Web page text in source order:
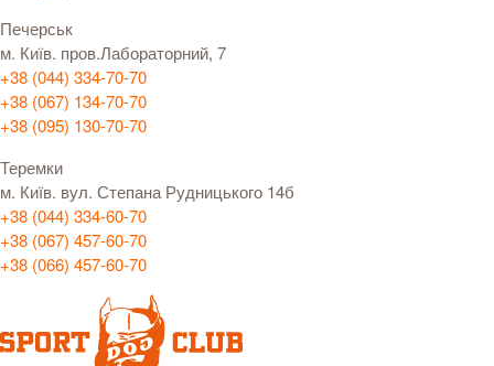
Печерськ
м. Київ. пров.Лабораторний, 7
+38 (044) 334-70-70
+38 (067) 134-70-70
+38 (095) 130-70-70
Теремки
м. Київ. вул. Степана Рудницького 14б
+38 (044) 334-60-70
+38 (067) 457-60-70
+38 (066) 457-60-70